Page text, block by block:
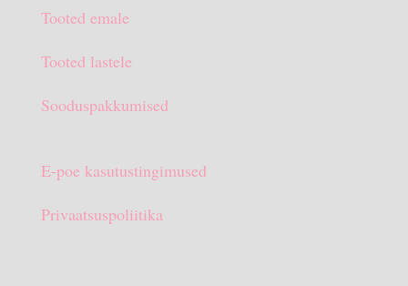
€15.90.
Tooted emale
Tooted lastele
Sooduspakkumised
E-poe kasutustingimused
Privaatsuspoliitika